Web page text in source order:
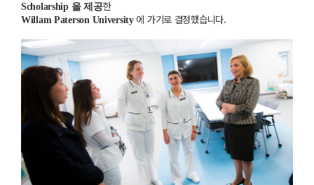
Scholarship 을 제공한
Willam Paterson University 에 가기로 결정했습니다.